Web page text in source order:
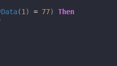
(1 ) = 77)
Then